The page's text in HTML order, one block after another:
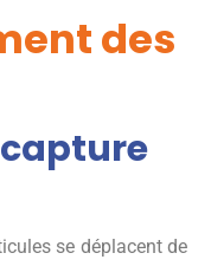
des
se déplacent de